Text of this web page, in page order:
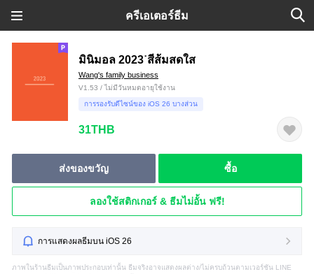
ครีเอเตอร์ธีม
มินิมอล 2023˙สีส้มสดใส
Wang's family business
V1.53 / ไม่มีวันหมดอายุใช้งาน
การรองรับดีไซน์ของ iOS 26 บางส่วน
31THB
ส่งของขวัญ ซื้อ
ลองใช้สติกเกอร์ & ธีมไม่อั้น ฟรี!
การแสดงผลธีมบน iOS 26
ภาพในร้านธีมเป็นภาพประกอบเท่านั้น ธีมจริงอาจแสดงผลต่าง/ไม่ครบถ้วนตามเวอร์ชัน LINE